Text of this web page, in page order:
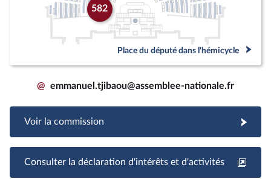
582
Place du député dans l'hémicycle
@ emmanuel.tjibaou@assemblee-nationale.fr
Voir la commission
Consulter la déclaration d'intérêts et d'activités